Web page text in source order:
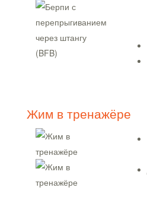
Жим в тренажёре